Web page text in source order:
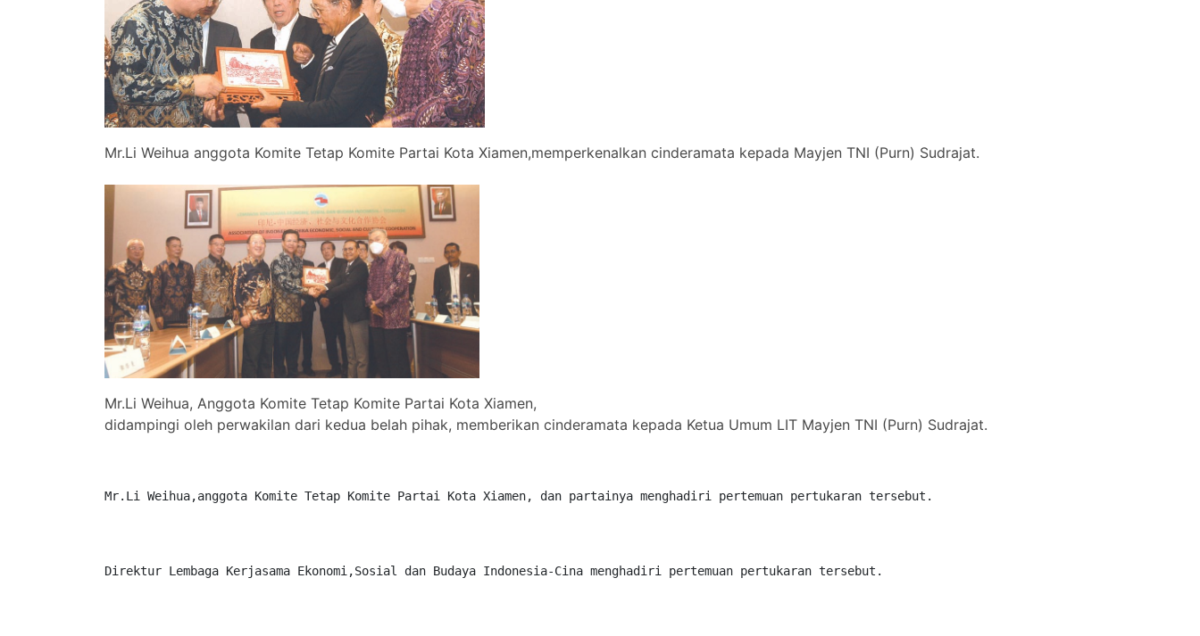
Mr.Li Weihua anggota Komite Tetap Komite Partai Kota Xiamen,memperkenalkan cinderamata kepada Mayjen TNI (Purn) Sudrajat.
Mr.Li Weihua, Anggota Komite Tetap Komite Partai Kota Xiamen,
didampingi oleh perwakilan dari kedua belah pihak, memberikan cinderamata kepada Ketua Umum LIT Mayjen TNI (Purn) Sudrajat.
Mr.Li Weihua,anggota Komite Tetap Komite Partai Kota Xiamen, dan partainya menghadiri pertemuan pertukaran tersebut.
Direktur Lembaga Kerjasama Ekonomi,Sosial dan Budaya Indonesia-Cina menghadiri pertemuan pertukaran tersebut.